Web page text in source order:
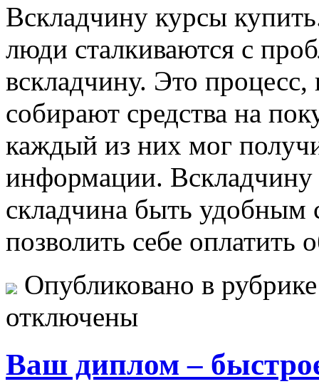
Всклaдчину курсы
люди сталкиваются с
вскладчину. Это процесс,
собирают средства на
каждый из них мог
информации. Вскладчину
складчина быть удобным
позволить себе
Опубликовано в
отключены
Ваш диплом –